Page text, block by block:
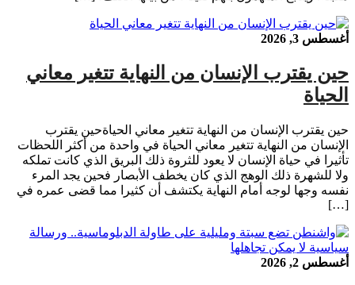
أغسطس 3, 2026
حين يقترب الإنسان من النهاية تتغير معاني
الحياة
حين يقترب الإنسان من النهاية تتغير معاني الحياةحين يقترب
الإنسان من النهاية تتغير معاني الحياة في واحدة من أكثر اللحظات
تأثيرا في حياة الإنسان لا يعود للثروة ذلك البريق الذي كانت تملكه
ولا للشهرة ذلك الوهج الذي كان يخطف الأبصار فحين يجد المرء
نفسه وجها لوجه أمام النهاية يكتشف أن كثيرا مما قضى عمره في
[…]
أغسطس 2, 2026